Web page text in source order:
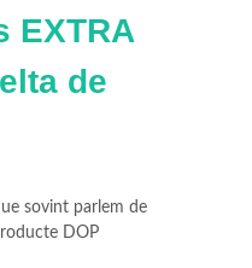
EXTRA
de
sovint parlem de
DOP